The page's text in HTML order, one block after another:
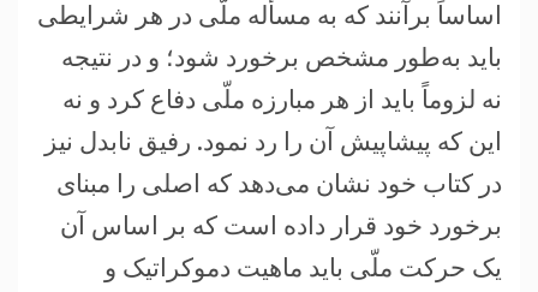
اساساً برآنند که به مسأله ملّی در هر شرایطی
باید به‌طور مشخص برخورد شود؛ و در نتیجه
نه لزوماً باید از هر مبارزه ملّی دفاع کرد و نه
این که پیشاپیش آن را رد نمود. رفیق نابدل نیز
در کتاب خود نشان می‌دهد که اصلی را مبنای
برخورد خود قرار داده است که بر اساس آن
یک حرکت ملّی باید ماهیت دموکراتیک و